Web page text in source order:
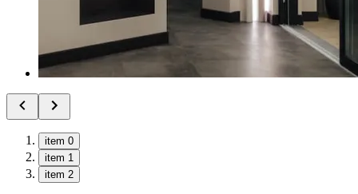
item 0
item 1
item 2